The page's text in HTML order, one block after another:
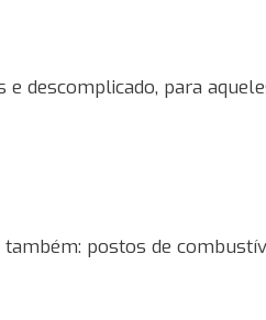
descomplicado, para
postos de